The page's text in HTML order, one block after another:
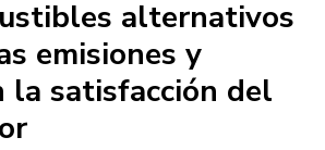
alternativos
emisiones y
la satisfacción del